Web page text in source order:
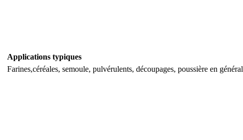
Applications typiques
Farines,céréales, semoule, pulvérulents, découpages, poussière en général